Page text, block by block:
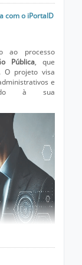
na
os
em continuar a
com o iPortalD
ao processo
Pública, que
O projeto visa
e
à sua